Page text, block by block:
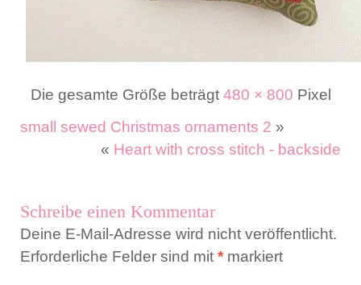
Die gesamte Größe beträgt 480 × 800 Pixel
small sewed Christmas ornaments 2 »
« Heart with cross stitch - backside
Schreibe einen Kommentar
Deine E-Mail-Adresse wird nicht veröffentlicht.
Erforderliche Felder sind mit *markiert